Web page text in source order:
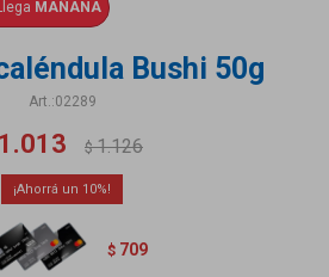
MAÑANA
Bushi 50g
02289
1.013 $ 1.126
10
$ 709